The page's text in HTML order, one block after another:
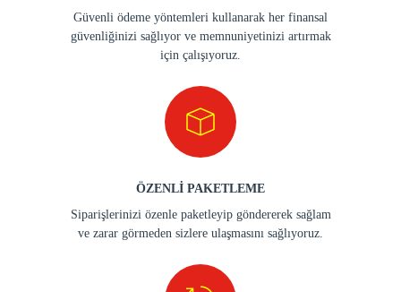
Güvenli ödeme yöntemleri kullanarak her finansal
güvenliğinizi sağlıyor ve memnuniyetinizi artırmak
için çalışıyoruz.
ÖZENLİ PAKETLEME
Siparişlerinizi özenle paketleyip göndererek sağlam
ve zarar görmeden sizlere ulaşmasını sağlıyoruz.